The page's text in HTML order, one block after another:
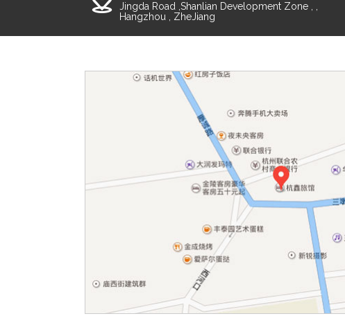
Jingda Road ,Shanlian Development Zone , ,
Hangzhou , ZheJiang